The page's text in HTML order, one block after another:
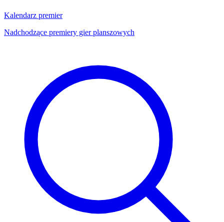
Kalendarz premier
Nadchodzące premiery gier planszowych